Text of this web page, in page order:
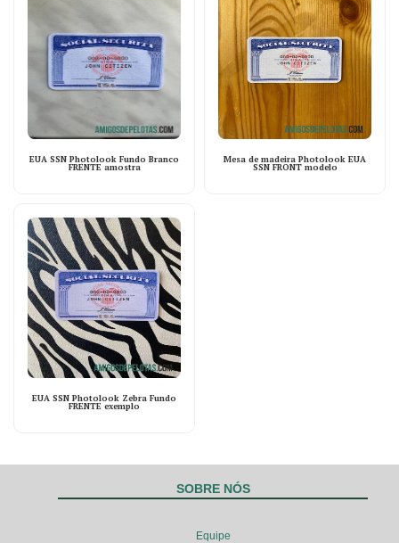
EUA SSN Photolook Fundo Branco
FRENTE amostra
Mesa de madeira Photolook EUA
SSN FRONT modelo
EUA SSN Photolook Zebra Fundo
FRENTE exemplo
SOBRE NÓS
Equipe